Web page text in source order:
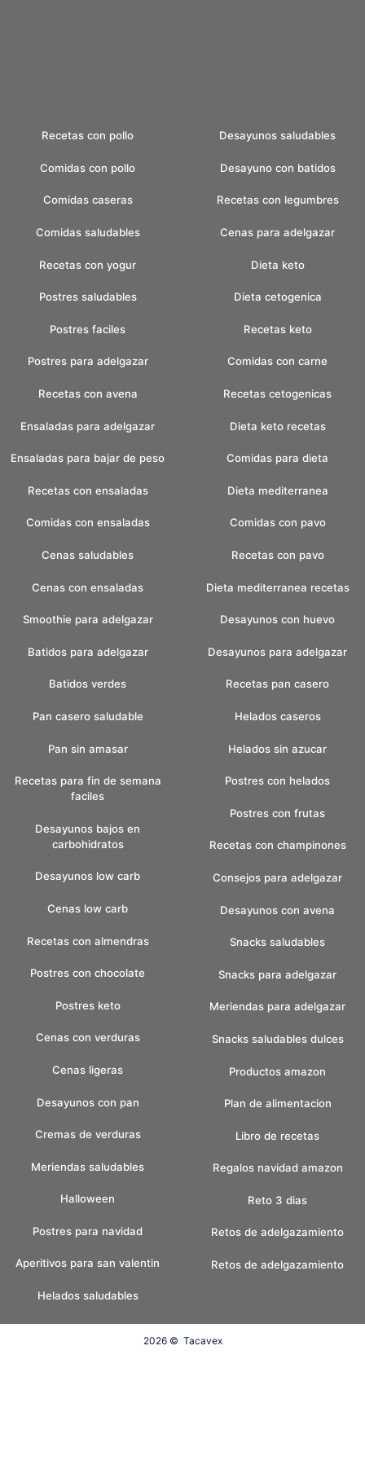
Recetas con pollo
Comidas con pollo
Comidas caseras
Comidas saludables
Recetas con yogur
Postres saludables
Postres faciles
Postres para adelgazar
Recetas con avena
Ensaladas para adelgazar
Ensaladas para bajar de peso
Recetas con ensaladas
Comidas con ensaladas
Cenas saludables
Cenas con ensaladas
Smoothie para adelgazar
Batidos para adelgazar
Batidos verdes
Desayunos saludables
Desayuno con batidos
Recetas con legumbres
Cenas para adelgazar
Dieta keto
Dieta cetogenica
Recetas keto
Comidas con carne
Recetas cetogenicas
Dieta keto recetas
Comidas para dieta
Dieta mediterranea
Comidas con pavo
Recetas con pavo
Dieta mediterranea recetas
Desayunos con huevo
Desayunos para adelgazar
Recetas pan casero
Pan casero saludable
Pan sin amasar
Recetas para fin de semana
faciles
Desayunos bajos en
carbohidratos
Desayunos low carb
Cenas low carb
Recetas con almendras
Postres con chocolate
Postres keto
Cenas con verduras
Cenas ligeras
Desayunos con pan
Cremas de verduras
Meriendas saludables
Halloween
Postres para navidad
Aperitivos para san valentin
Helados saludables
Helados caseros
Helados sin azucar
Postres con helados
Postres con frutas
Recetas con champinones
Consejos para adelgazar
Desayunos con avena
Snacks saludables
Snacks para adelgazar
Meriendas para adelgazar
Snacks saludables dulces
Productos amazon
Plan de alimentacion
Libro de recetas
Regalos navidad amazon
Reto 3 dias
Retos de adelgazamiento
Retos de adelgazamiento
2026 © Tacavex